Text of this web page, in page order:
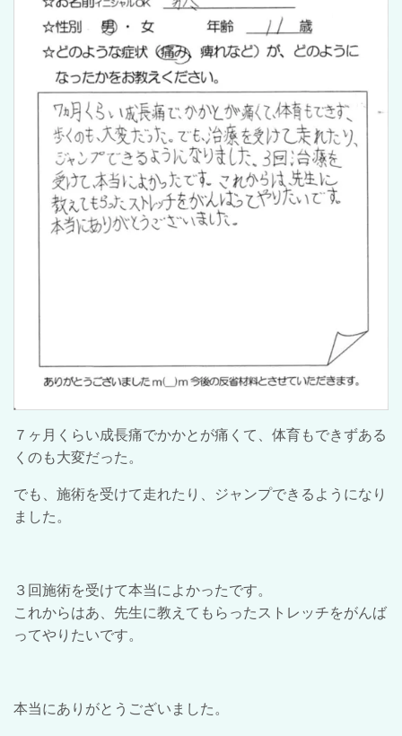
７ヶ月くらい成長痛でかかとが痛くて、体育もできずある
くのも大変だった。
でも、施術を受けて走れたり、ジャンプできるようになり
ました。
３回施術を受けて本当によかったです。
これからはあ、先生に教えてもらったストレッチをがんば
ってやりたいです。
本当にありがとうございました。